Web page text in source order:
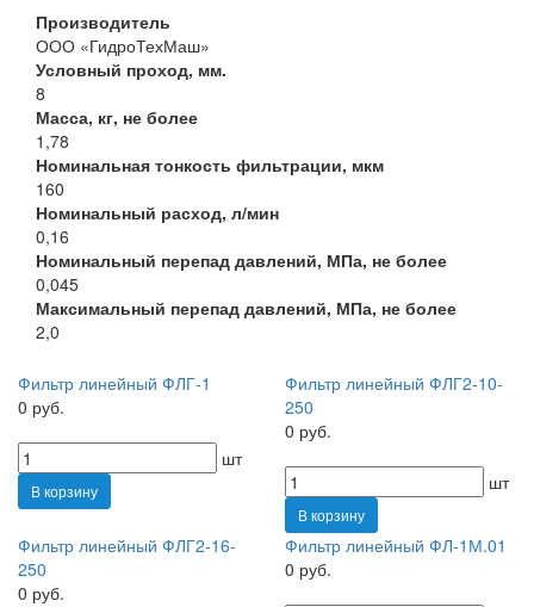
Производитель
ООО «ГидроТехМаш»
Условный проход, мм.
8
Масса, кг, не более
1,78
Номинальная тонкость фильтрации, мкм
160
Номинальный расход, л/мин
0,16
Номинальный перепад давлений, МПа, не более
0,045
Максимальный перепад давлений, МПа, не более
2,0
Фильтр линейный ФЛГ-1
0 руб.
шт
В корзину
Фильтр линейный ФЛГ2-10-
250
0 руб.
шт
В корзину
Фильтр линейный ФЛГ2-16-
250
0 руб.
Фильтр линейный ФЛ-1М.01
0 руб.